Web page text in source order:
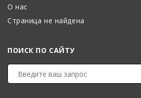
О нас
Страница не найдена
ПОИСК ПО САЙТУ